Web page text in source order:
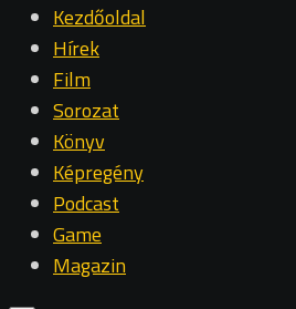
Kezdőoldal
Hírek
Film
Sorozat
Könyv
Képregény
Podcast
Game
Magazin